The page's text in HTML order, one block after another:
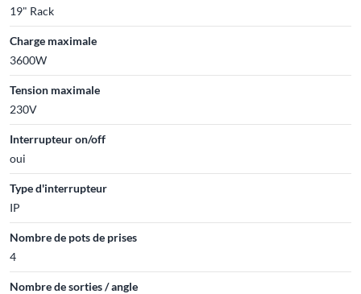
19" Rack
Charge maximale
3600W
Tension maximale
230V
Interrupteur on/off
oui
Type d'interrupteur
IP
Nombre de pots de prises
4
Nombre de sorties / angle